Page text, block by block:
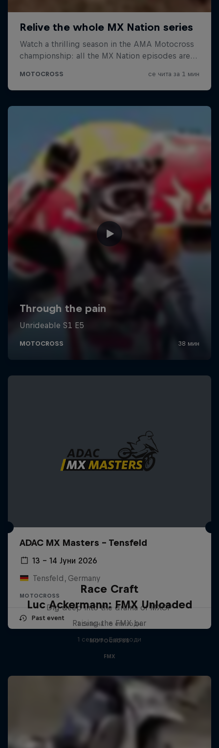
ADAC MX Masters – Tensfeld
13 – 14 Јуни 2026
Tensfeld, Germany
MOTOCROSS
Past event
Race Craft
Dig deep into the drama of MXGP
1 сезона · 6 епизоди
MOTOCROSS
Luc Ackermann: FMX Unloaded
Raising the FMX bar
1 сезона · 5 епизоди
FMX